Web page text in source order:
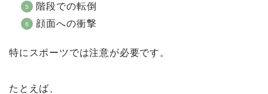
階段での転倒
顔面への衝撃
特にスポーツでは注意が必要です。
たとえば、